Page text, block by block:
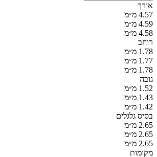
אורך
4.57 מ״מ
4.59 מ״מ
4.58 מ״מ
רוחב
1.78 מ״מ
1.77 מ״מ
1.78 מ״מ
גובה
1.52 מ״מ
1.43 מ״מ
1.42 מ״מ
בסיס גלגלים
2.65 מ״מ
2.65 מ״מ
2.65 מ״מ
מקומות